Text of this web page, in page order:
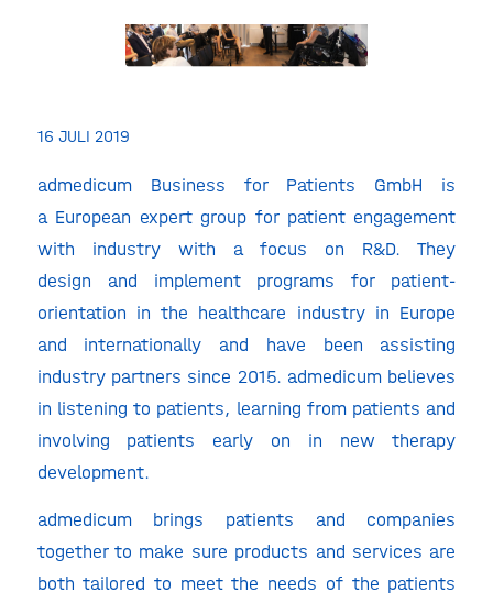
16 JULI 2019
admedicum Business for Patients GmbH is
a European expert group for patient engagement
with industry with a focus on R&D. They
design and implement programs for patient-
orientation in the healthcare industry in Europe
and internationally and have been assisting
industry partners since 2015. admedicum believes
in listening to patients, learning from patients and
involving patients early on in new therapy
development.
admedicum brings patients and companies
together to make sure products and services are
both tailored to meet the needs of the patients